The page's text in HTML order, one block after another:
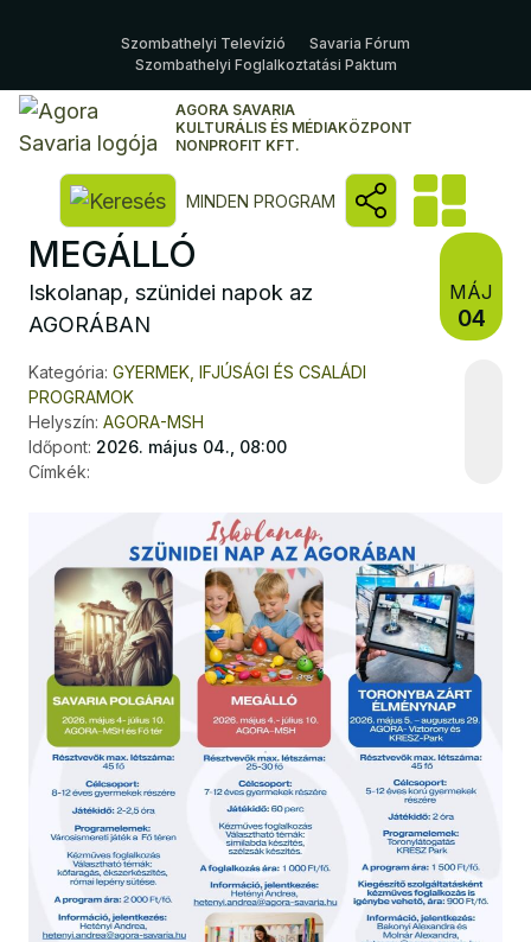
Szombathelyi Televízió
Savaria Fórum
Szombathelyi Foglalkoztatási Paktum
AGORA SAVARIA
KULTURÁLIS ÉS MÉDIAKÖZPONT
NONPROFIT KFT.
Kereső megnyitása
MINDEN PROGRAM
MEGÁLLÓ
Iskolanap, szünidei napok az
AGORÁBAN
MÁJ
04
Kategória: GYERMEK, IFJÚSÁGI ÉS CSALÁDI
PROGRAMOK
Helyszín: AGORA-MSH
Időpont: 2026. május 04., 08:00
Címkék: